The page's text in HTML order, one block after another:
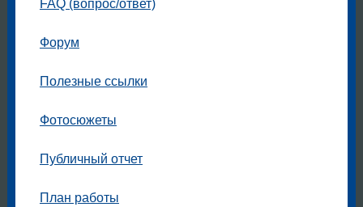
FAQ (вопрос/ответ)
Форум
Полезные ссылки
Фотосюжеты
Публичный отчет
План работы